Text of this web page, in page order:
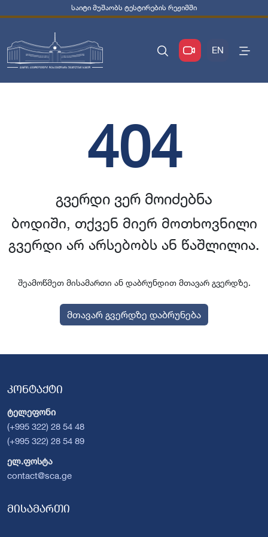
საიტი მუშაობს ტესტირების რეჟიმში
EN
404
გვერდი ვერ მოიძებნა
ბოდიში, თქვენ მიერ მოთხოვნილი
გვერდი არ არსებობს ან წაშლილია.
შეამოწმეთ მისამართი ან დაბრუნდით მთავარ გვერდზე.
მთავარ გვერდზე დაბრუნება
კონტაქტი
ტელეფონი
(+995 322) 28 54 48
(+995 322) 28 54 89
ელ.ფოსტა
contact@sca.ge
მისამართი